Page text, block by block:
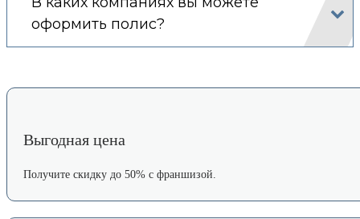
оформить полис?
Выгодная цена
Получите скидку до 50% с франшизой.